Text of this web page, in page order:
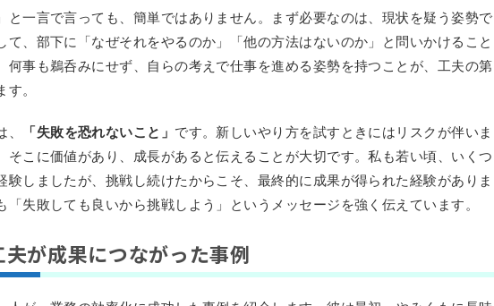
と一言で言っても、簡単ではありません。まず必要なのは、現状を疑う姿勢で
て、部下に「なぜそれをやるのか」「他の方法はないのか」と問いかけること
何事も鵜呑みにせず、自らの考えで仕事を進める姿勢を持つことが、工夫の第
。
「失敗を恐れないこと」 です。新しいやり方を試すときにはリスクが伴いま
そこに価値があり、成長があると伝えることが大切です。私も若い頃、いくつ
験しましたが、挑戦し続けたからこそ、最終的に成果が得られた経験がありま
「失敗しても良いから挑戦しよう」というメッセージを強く伝えています。
夫が成果につながった事例